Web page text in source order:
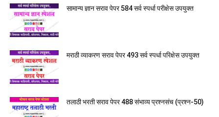
सामान्य ज्ञान सराव पेपर 584 सर्व स्पर्धा परीक्षेस उपयुक्त
मराठी व्याकरण सराव पेपर 493 सर्व स्पर्धा परिक्षेस उपयुक्त
तलाठी भरती सराव पेपर 488 संभाव्य प्रश्नसंच (प्रश्न-50)